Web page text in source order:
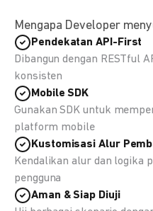
Mengapa Developer
Pendekatan API-First
Dibangun dengan RESTful
konsisten
Mobile SDK
Gunakan SDK untuk
platform mobile
Kustomisasi Alur
Kendalikan alur dan logika
pengguna
Aman & Siap Diuji